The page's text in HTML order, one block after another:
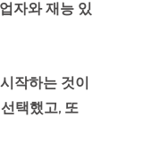
자와 재능 있
작하는 것이
택했고, 또